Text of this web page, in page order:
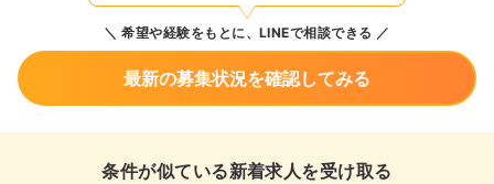
希望や経験をもとに、LINEで相談できる
最新の募集状況を確認してみる
条件が似ている新着求人を受け取る